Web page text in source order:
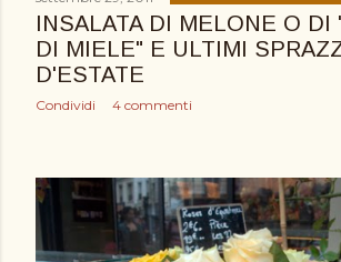
INSALATA DI MELONE O DI
DI MIELE" E ULTIMI
D'ESTATE
Condividi 4 commenti